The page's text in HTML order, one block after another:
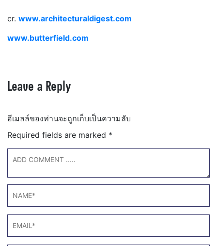
cr. www.architecturaldigest.com
www.butterfield.com
Leave a Reply
อีเมลล์ของท่านจะถูกเก็บเป็นความลับ
Required fields are marked *